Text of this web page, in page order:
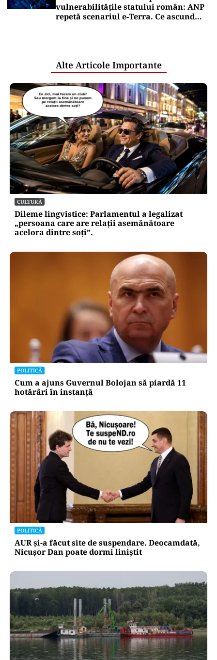
vulnerabilitățile statului român: ANP
repetă scenariul e‑Terra. Ce ascund
Alte Articole Importante
CULTURĂ
Dileme lingvistice: Parlamentul a legalizat
„persoana care are relații asemănătoare
acelora dintre soți”.
POLITICĂ
Cum a ajuns Guvernul Bolojan să piardă 11
hotărâri în instanță
POLITICĂ
AUR și-a făcut site de suspendare. Deocamdată,
Nicușor Dan poate dormi liniștit